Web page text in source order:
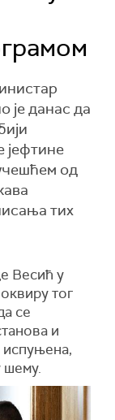
је данас да
јефтине
од
тих
Весић у
тог
се
и
испуњена,
шему.